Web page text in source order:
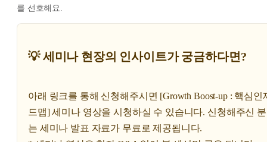
를 선호해요.
💡 세미나 현장의 인사이트가 궁금하다면?
아래 링크를 통해 신청해주시면 [Growth Boost-up : 핵심인
드맵] 세미나 영상을 시청하실 수 있습니다. 신청해주신
는 세미나 발표 자료가 무료로 제공됩니다.